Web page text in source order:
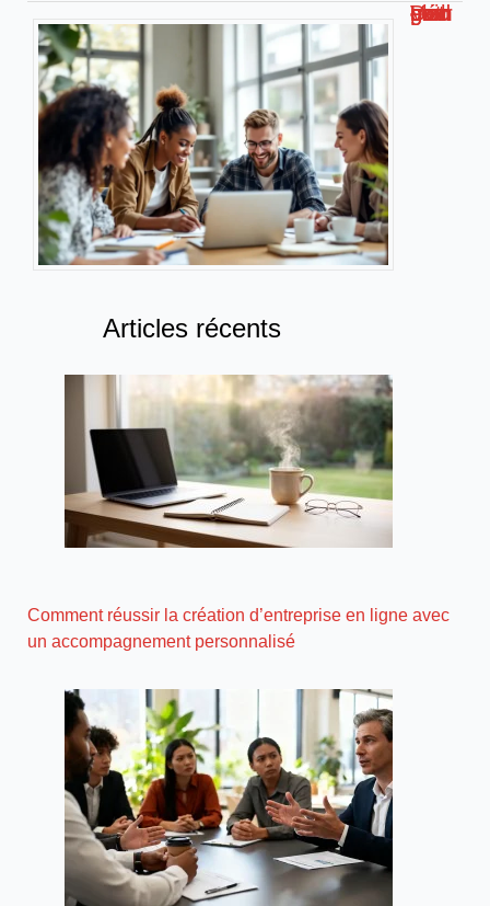
Découvrez malgrim com : Votre guide complet
Articles récents
Comment réussir la création d’entreprise en ligne avec
un accompagnement personnalisé